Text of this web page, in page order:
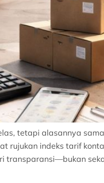
tetapi alasannya
indeks tarif
transparansi—bukan